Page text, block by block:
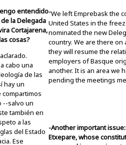
entendido
la Delegada
Cortajarena,
cosas?
cabo una
de las
hay un
--salvo un
también en
a las
del Estado
Ese
"We left Emprebask the
United States in the
nominated the new
country. We are there on
they will resume the
employers of Basque
another. It is an area we
pending the meetings
-Another important
Etxepare, whose